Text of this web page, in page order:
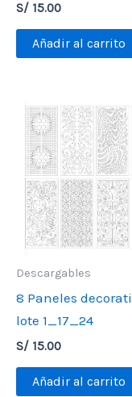
S/ 15.00
Añadir al carrito
Descargables
8 Paneles
lote 1_17_24
S/ 15.00
Añadir al carrito